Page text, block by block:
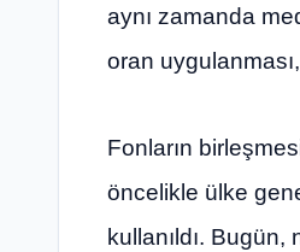
aynı zamanda
oran
Fonların
öncelikle ülke
kullanıldı.